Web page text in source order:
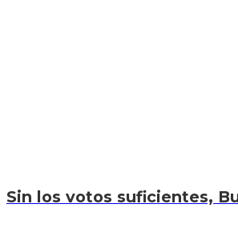
Sin los votos suficientes,